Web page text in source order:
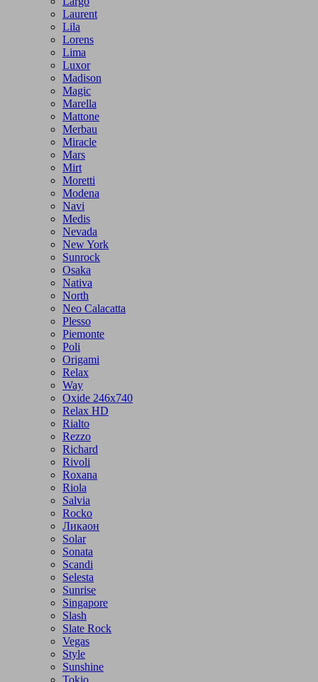
Laurent
Lila
Lorens
Lima
Luxor
Madison
Magic
Marella
Mattone
Merbau
Miracle
Mars
Mirt
Moretti
Modena
Navi
Medis
Nevada
New York
Sunrock
Osaka
Nativa
North
Neo Calacatta
Plesso
Piemonte
Poli
Origami
Relax
Way
Oxide 246x740
Relax HD
Rialto
Rezzo
Richard
Rivoli
Roxana
Riola
Salvia
Rocko
Ликаон
Solar
Sonata
Scandi
Selesta
Sunrise
Singapore
Slash
Slate Rock
Vegas
Style
Sunshine
Tokio